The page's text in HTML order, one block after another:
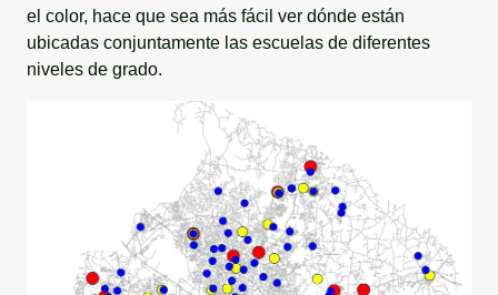
el color, hace que sea más fácil ver dónde están
ubicadas conjuntamente las escuelas de diferentes
niveles de grado.